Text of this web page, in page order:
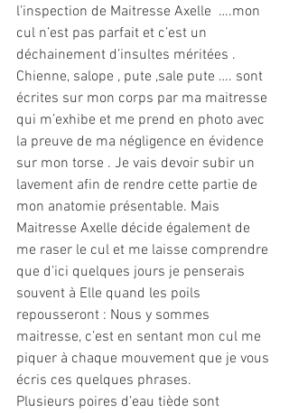
l’inspection de Maitresse Axelle  ….mon
cul n’est pas parfait et c’est un
déchainement d’insultes méritées .
Chienne, salope , pute ,sale pute …. sont
écrites sur mon corps par ma maitresse
qui m’exhibe et me prend en photo avec
la preuve de ma négligence en évidence
sur mon torse . Je vais devoir subir un
lavement afin de rendre cette partie de
mon anatomie présentable. Mais
Maitresse Axelle décide également de
me raser le cul et me laisse comprendre
que d’ici quelques jours je penserais
souvent à Elle quand les poils
repousseront : Nous y sommes
maitresse, c’est en sentant mon cul me
piquer à chaque mouvement que je vous
écris ces quelques phrases.
Plusieurs poires d’eau tiède sont